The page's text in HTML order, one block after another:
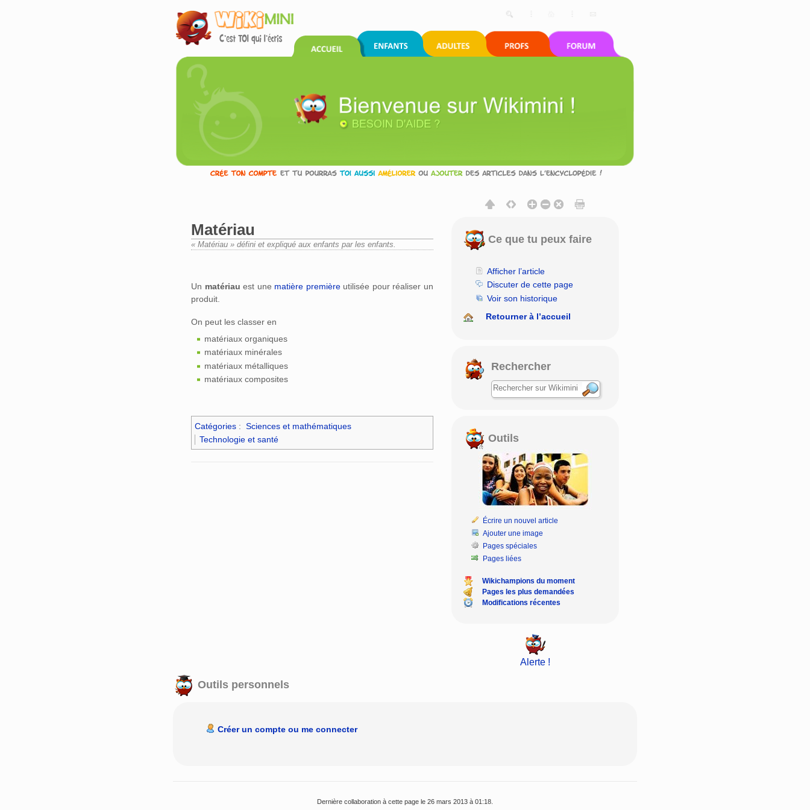
Matériau
« Matériau » défini et expliqué aux enfants par les enfants.
Un matériau est une matière premièreutilisée pour réaliser un
produit.
On peut les classer en
matériaux organiques
matériaux minérales
matériaux métalliques
matériaux composites
Catégories : Sciences et mathématiques
Technologie et santé
Ce que tu peux faire
Afficher l’article
Discuter de cette page
Voir son historique
Retourner à l’accueil
Rechercher
Outils
Écrire un nouvel article
Ajouter une image
Pages spéciales
Pages liées
Wikichampions du moment
Pages les plus demandées
Modifications récentes
Alerte !
Outils personnels
Créer un compte ou me connecter
Dernière collaboration à cette page le 26 mars 2013 à 01:18.